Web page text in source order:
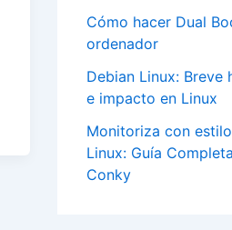
Cómo hacer Dual
ordenador
Debian Linux: Breve
e impacto en Linux
Monitoriza con
Linux: Guía
Conky